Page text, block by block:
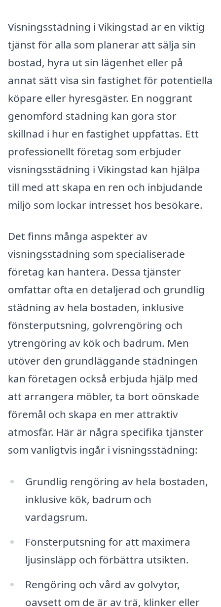
Visningsstädning i Vikingstad är en viktig
tjänst för alla som planerar att sälja sin
bostad, hyra ut sin lägenhet eller på
annat sätt visa sin fastighet för potentiella
köpare eller hyresgäster. En noggrant
genomförd städning kan göra stor
skillnad i hur en fastighet uppfattas. Ett
professionellt företag som erbjuder
visningsstädning i Vikingstad kan hjälpa
till med att skapa en ren och inbjudande
miljö som lockar intresset hos besökare.
Det finns många aspekter av
visningsstädning som specialiserade
företag kan hantera. Dessa tjänster
omfattar ofta en detaljerad och grundlig
städning av hela bostaden, inklusive
fönsterputsning, golvrengöring och
ytrengöring av kök och badrum. Men
utöver den grundläggande städningen
kan företagen också erbjuda hjälp med
att arrangera möbler, ta bort oönskade
föremål och skapa en mer attraktiv
atmosfär. Här är några specifika tjänster
som vanligtvis ingår i visningsstädning:
Grundlig rengöring av hela bostaden,
inklusive kök, badrum och
vardagsrum.
Fönsterputsning för att maximera
ljusinsläpp och förbättra utsikten.
Rengöring och vård av golvytor,
oavsett om de är av trä, klinker eller